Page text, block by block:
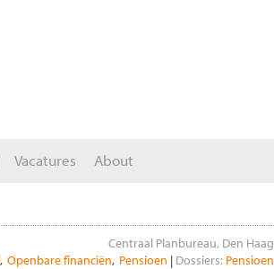
Vacatures About
Centraal Planbureau, Den Haag
Openbare financiën Pensioen Dossiers: Pensioen